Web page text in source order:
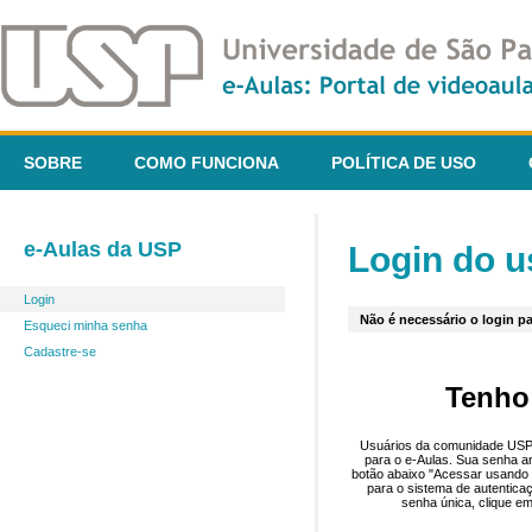
SOBRE COMO FUNCIONA POLÍTICA DE USO
e-Aulas da USP
Login
Esqueci minha senha
Cadastre-se
Login do
Não é necessário o login
Usuários da comunidade
para o e-Aulas. Sua senha
botão abaixo "Acessar
para o sistema de
senha única, clique